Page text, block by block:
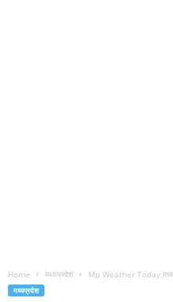
Home मध्यप्रदेश Mp Weather
मध्यप्रदेश